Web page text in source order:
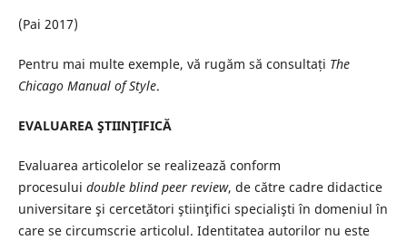
(Pai 2017)
Pentru mai multe exemple, vă rugăm să consultați The
Chicago Manual of Style.
EVALUAREA ŞTIINŢIFICĂ
Evaluarea articolelor se realizează conform
procesului double blind peer review, de către cadre didactice
universitare şi cercetători ştiinţifici specialişti în domeniul în
care se circumscrie articolul. Identitatea autorilor nu este